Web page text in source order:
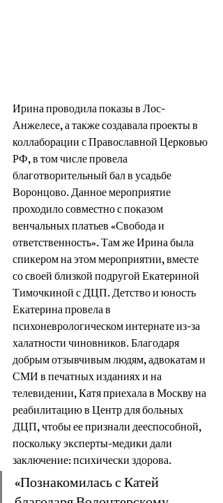
Ирина проводила показы в Лос-
Анжелесе, а также создавала проекты в
коллаборации с Православной Церковью
РФ, в том числе провела
благотворительный бал в усадьбе
Воронцово. Данное мероприятие
проходило совместно с показом
венчальных платьев «Свобода и
ответственность». Там же Ирина была
спикером на этом мероприятии, вместе
со своей близкой подругой Екатериной
Тимочкиной с ДЦП. Детство и юность
Екатерина провела в
психоневрологическом интернате из-за
халатности чиновников. Благодаря
добрым отзывчивым людям, адвокатам и
СМИ в печатных изданиях и на
телевидении, Катя приехала в Москву на
реабилитацию в Центр для больных
ДЦП, чтобы ее признали дееспособной,
поскольку эксперты-медики дали
заключение: психически здорова.
«Познакомилась с Катей